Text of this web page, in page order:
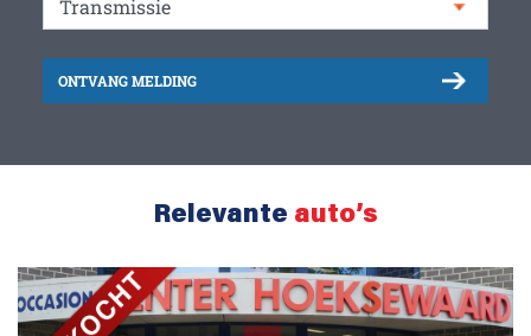
ONTVANG MELDING
Relevante auto’s